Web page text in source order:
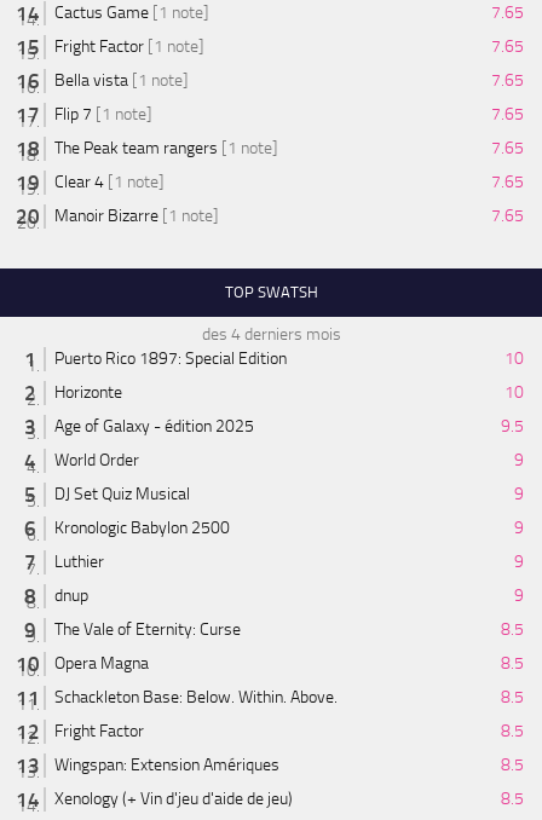
Cactus Game [1 note]
7.65
Fright Factor [1 note]
7.65
Bella vista [1 note]
7.65
Flip 7 [1 note]
7.65
The Peak team rangers [1 note]
7.65
Clear 4 [1 note]
7.65
Manoir Bizarre [1 note] 7.65
TOP SWATSH
des 4 derniers mois
Puerto Rico 1897: Special Edition
10
Horizonte
10
Age of Galaxy - édition 2025
9.5
World Order
9
DJ Set Quiz Musical
9
Kronologic Babylon 2500
9
Luthier
9
dnup
9
The Vale of Eternity: Curse
8.5
Opera Magna
8.5
Schackleton Base: Below. Within. Above.
8.5
Fright Factor
8.5
Wingspan: Extension Amériques
8.5
Xenology (+ Vin d'jeu d'aide de jeu)
8.5